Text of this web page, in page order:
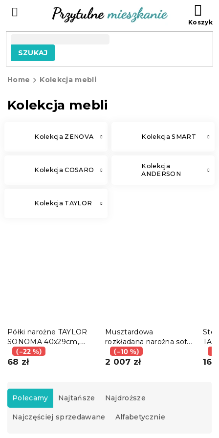
SZUKAJ
Home Kolekcja mebli
Kolekcja mebli
Kolekcja ZENOVA Kolekcja SMART
Kolekcja COSARO
Kolekcja
ANDERSON
Kolekcja TAYLOR
Półki narożne TAYLOR
SONOMA 40x29cm,
zestaw 2 szt.
(–22 %)
68 zł
Musztardowa
rozkładana narożna sofa
ZENOVA 220x140 cm,
dwustronna
(–10 %)
2 007 zł 168
S
o
r
Polecamy Najtańsze Najdroższe
Najczęściej sprzedawane Alfabetycznie